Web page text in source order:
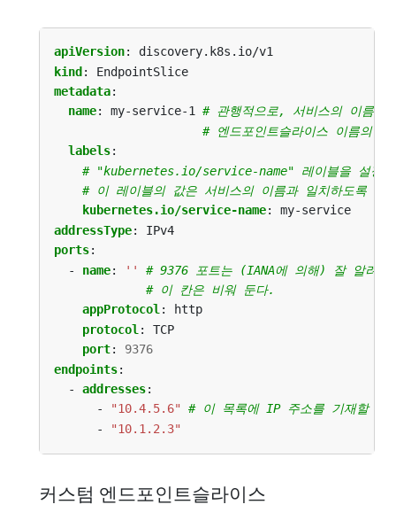
apiVersion:
discovery.k8s.io/v1
kind :
EndpointSlice
metadata:
name: my-service-1 # 관행적으로, 서비스의 이름을
# 엔드포인트슬라이스 이름의
labels:
# "kubernetes.io/service-name" 레이블을 설정
# 이 레이블의 값은 서비스의 이름과 일치하도록 지
kubernetes.io/service-name:
my-service
addressType:
IPv4
ports:
- name: ''
# 9376 포트는 (IANA에 의해) 잘 알려진
# 이 칸은 비워 둔다.
appProtocol:
http
protocol :
TCP
port:
9376
endpoints:
- addresses:
-
"10.4.5.6"
# 이 목록에 IP 주소를 기재할 때
-
"10.1.2.3"
커스텀 엔드포인트슬라이스